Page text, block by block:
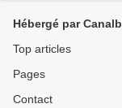
Hébergé par
Top articles
Pages
Contact